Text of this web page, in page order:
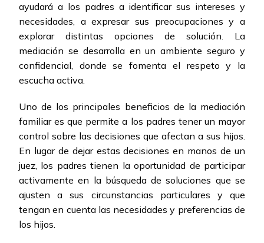
ayudará a los padres a identificar sus intereses y
necesidades, a expresar sus preocupaciones y a
explorar distintas opciones de solución. La
mediación se desarrolla en un ambiente seguro y
confidencial, donde se fomenta el respeto y la
escucha activa.
Uno de los principales beneficios de la mediación
familiar es que permite a los padres tener un mayor
control sobre las decisiones que afectan a sus hijos.
En lugar de dejar estas decisiones en manos de un
juez, los padres tienen la oportunidad de participar
activamente en la búsqueda de soluciones que se
ajusten a sus circunstancias particulares y que
tengan en cuenta las necesidades y preferencias de
los hijos.